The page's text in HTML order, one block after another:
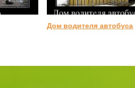
Дом водителя автобуса